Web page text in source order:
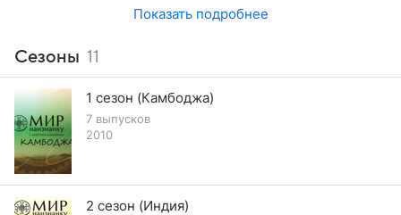
Показать подробнее
Сезоны 11
1 сезон (Камбоджа)
7 выпусков
2010
2 сезон (Индия)